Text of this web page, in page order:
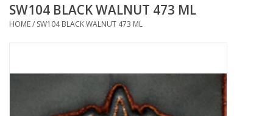
VERZENDING
SW104 BLACK WALNUT 473 ML
HOME/ SW104 BLACK WALNUT 473 ML